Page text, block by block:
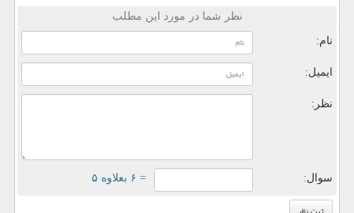
نظر شما در مورد این مطلب
نام:
ایمیل:
نظر:
سوال: = ۶ بعلاوه ۵